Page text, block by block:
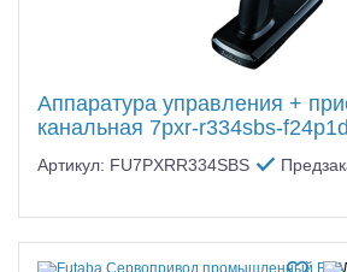
Аппаратура управления +
канальная 7pxr-r334sbs-
Артикул: FU7PXRR334SBS